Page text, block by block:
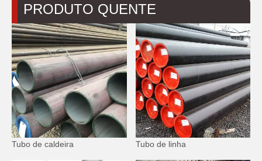
PRODUTO QUENTE
Tubo de caldeira Tubo de linha